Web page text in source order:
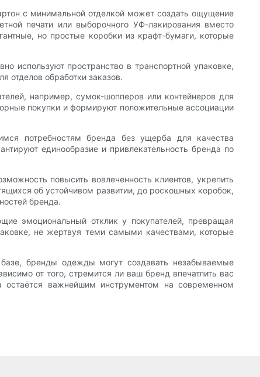
с минимальной отделкой может создать ощущение
печати или выборочного УФ-лакирования вместо
но простые коробки из крафт-бумаги, которые
используют пространство в транспортной упаковке,
отделов обработки заказов.
например, сумок-шопперов или контейнеров для
покупки и формируют положительные ассоциации
потребностям бренда без ущерба для качества
единообразие и привлекательность бренда по
повысить вовлеченность клиентов, укрепить
об устойчивом развитии, до роскошных коробок,
бренда.
эмоциональный отклик у покупателей, превращая
не жертвуя теми самыми качествами, которые
бренды одежды могут создавать незабываемые
от того, стремится ли ваш бренд впечатлить вас
остаётся важнейшим инструментом на современном